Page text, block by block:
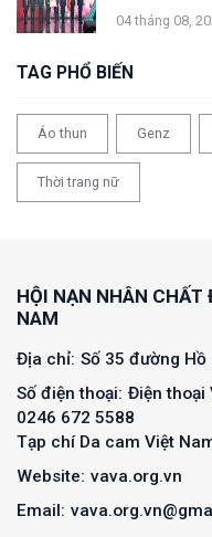
04 tháng 08,
TAG PHỔ BIẾN
Áo thun Genz
Thời trang nữ
HỘI NẠN NHÂN CHẤT
NAM
Địa chỉ: Số 35 đường Hồ
Số điện thoại: Điện thoại
0246 672 5588
Tạp chí Da cam Việt
Website: vava.org.vn
Email: